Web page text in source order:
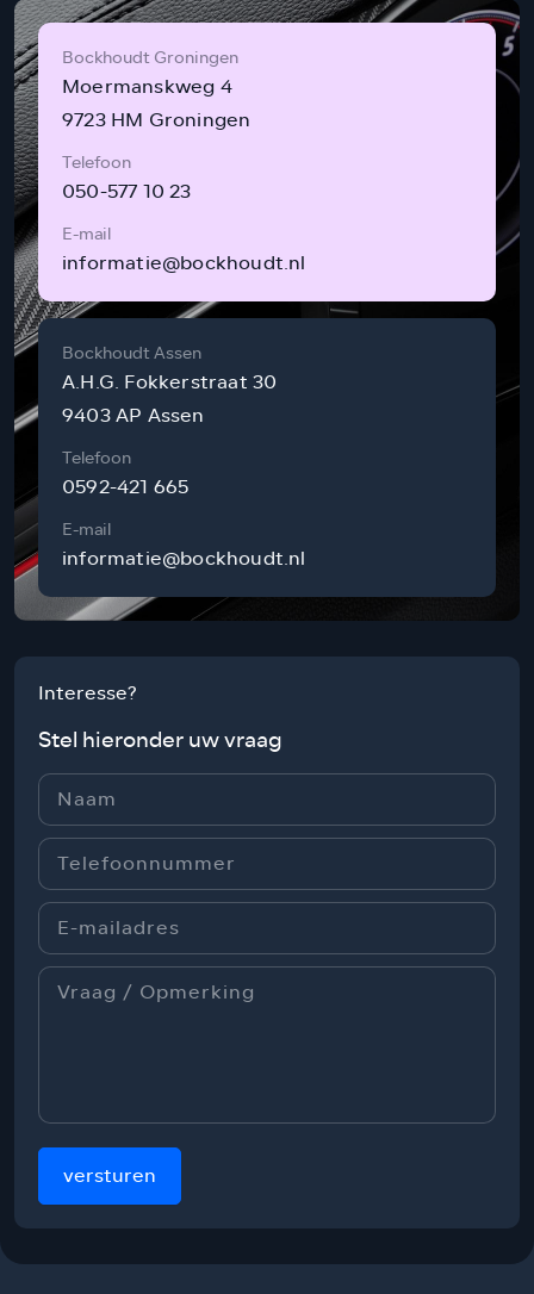
Bockhoudt Groningen
Moermanskweg 4
9723 HM Groningen
Telefoon
050-577 10 23
E-mail
informatie@bockhoudt.nl
Bockhoudt Assen
A.H.G. Fokkerstraat 30
9403 AP Assen
Telefoon
0592-421 665
E-mail
informatie@bockhoudt.nl
Interesse?
Stel hieronder uw vraag
versturen